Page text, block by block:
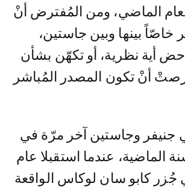
الماضي، ومن المُفترض أنْ
خاصّاً بينها وبين جاستين،
أية نظرية، أو تكهّن بشأن
أنْ تكون المصدر المُباشر
جنيفر وجاستين آخر مرّة في
الماضية، عندما استقبلا عام
في جُزر كابو سان لوكاس الواقعة